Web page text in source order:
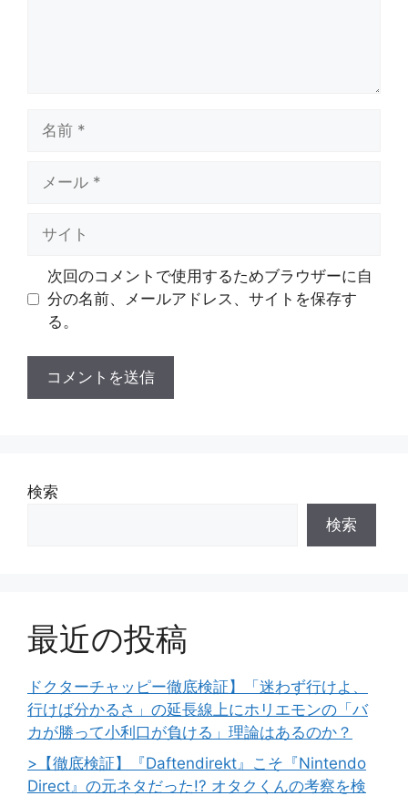
次回のコメントで使用するためブラウザーに自
分の名前、メールアドレス、サイトを保存す
る。
検索
検索
最近の投稿
ドクターチャッピー徹底検証】「迷わず行けよ、
行けば分かるさ」の延長線上にホリエモンの「バ
カが勝って小利口が負ける」理論はあるのか？
>【徹底検証】『Daftendirekt』こそ『Nintendo
Direct』の元ネタだった!? オタクくんの考察を検